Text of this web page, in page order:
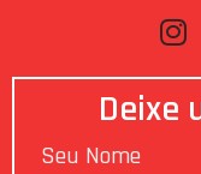
Deixe